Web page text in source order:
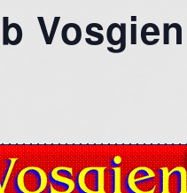
Vosgien